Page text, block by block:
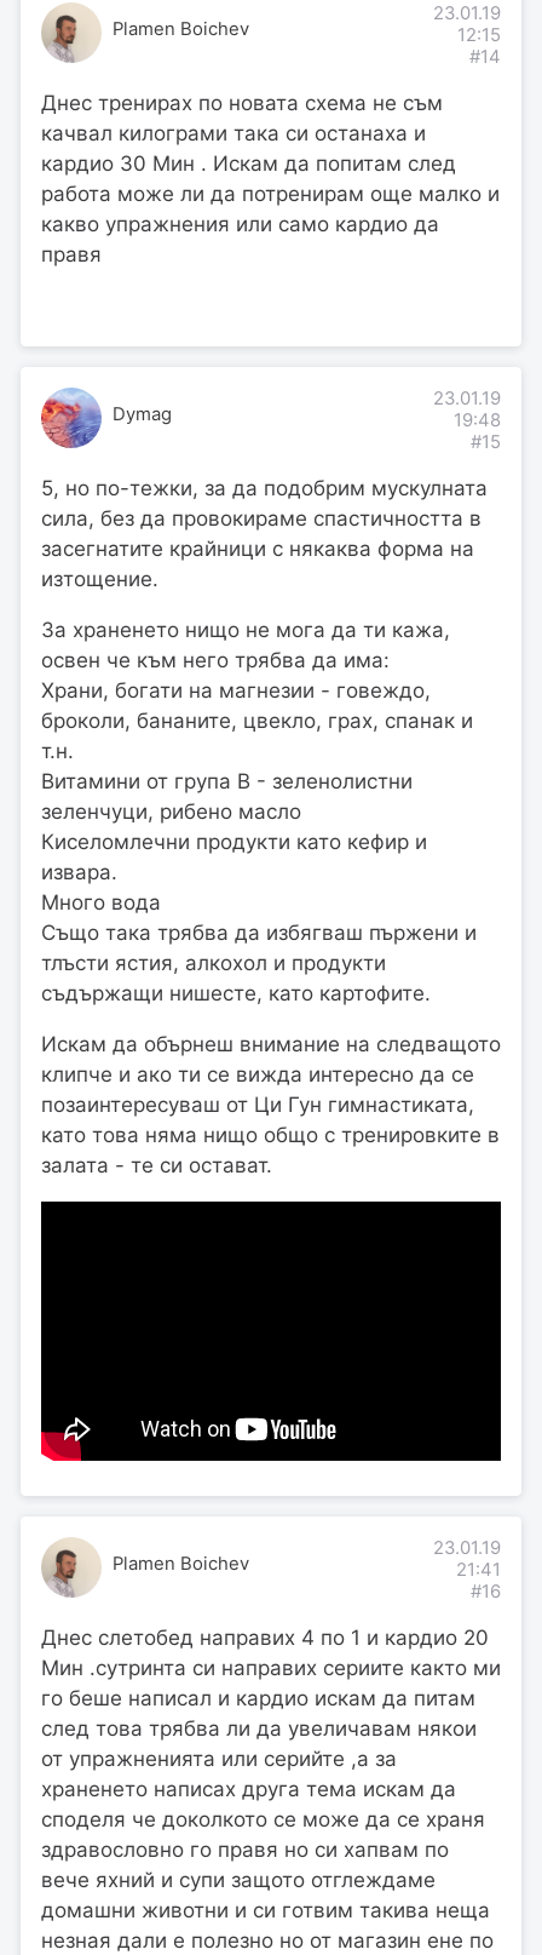
Plamen Boichev
23.01.19
12:15
#14
Днес тренирах по новата схема не съм
качвал килограми така си останаха и
кардио 30 Мин . Искам да попитам след
работа може ли да потренирам още малко и
какво упражнения или само кардио да
правя
Dymag
23.01.19
19:48
#15
5, но по-тежки, за да подобрим мускулната
сила, без да провокираме спастичността в
засегнатите крайници с някаква форма на
изтощение.
За храненето нищо не мога да ти кажа,
освен че към него трябва да има:
Храни, богати на магнезии - говеждо,
броколи, бананите, цвекло, грах, спанак и
т.н.
Витамини от група В - зеленолистни
зеленчуци, рибено масло
Киселомлечни продукти като кефир и
извара.
Много вода
Също така трябва да избягваш пържени и
тлъсти ястия, алкохол и продукти
съдържащи нишесте, като картофите.
Искам да обърнеш внимание на следващото
клипче и ако ти се вижда интересно да се
позаинтересуваш от Ци Гун гимнастиката,
като това няма нищо общо с тренировките в
залата - те си остават.
Plamen Boichev
23.01.19
21:41
#16
Днес слетобед направих 4 по 1 и кардио 20
Мин .сутринта си направих сериите както ми
го беше написал и кардио искам да питам
след това трябва ли да увеличавам някои
от упражненията или серийте ,а за
храненето написах друга тема искам да
споделя че доколкото се може да се храня
здравословно го правя но си хапвам по
вече яхний и супи защото отглеждаме
домашни животни и си готвим такива неща
незная дали е полезно но от магазин ене по